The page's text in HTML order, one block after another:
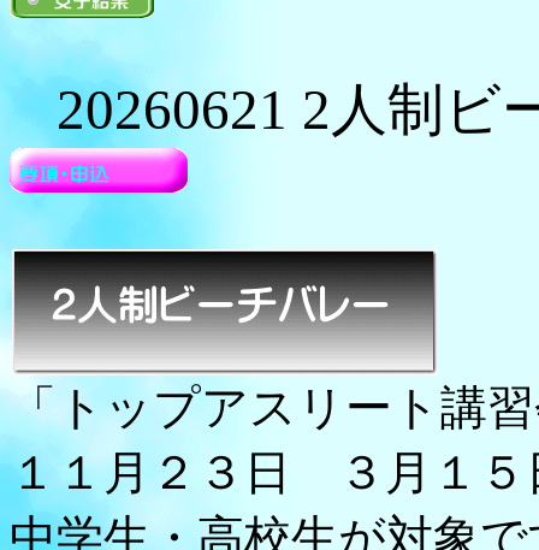
20260621 2人制
「トップアスリート講
１１月２３日 ３月１５
中学生・高校生が対象